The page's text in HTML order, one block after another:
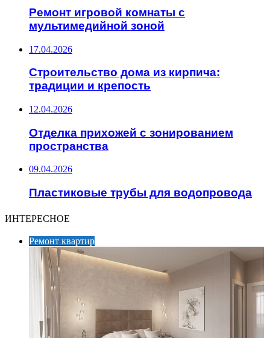
Ремонт игровой комнаты с
мультимедийной зоной
17.04.2026
Строительство дома из кирпича:
традиции и крепость
12.04.2026
Отделка прихожей с зонированием
пространства
09.04.2026
Пластиковые трубы для водопровода
ИНТЕРЕСНОЕ
Ремонт квартир